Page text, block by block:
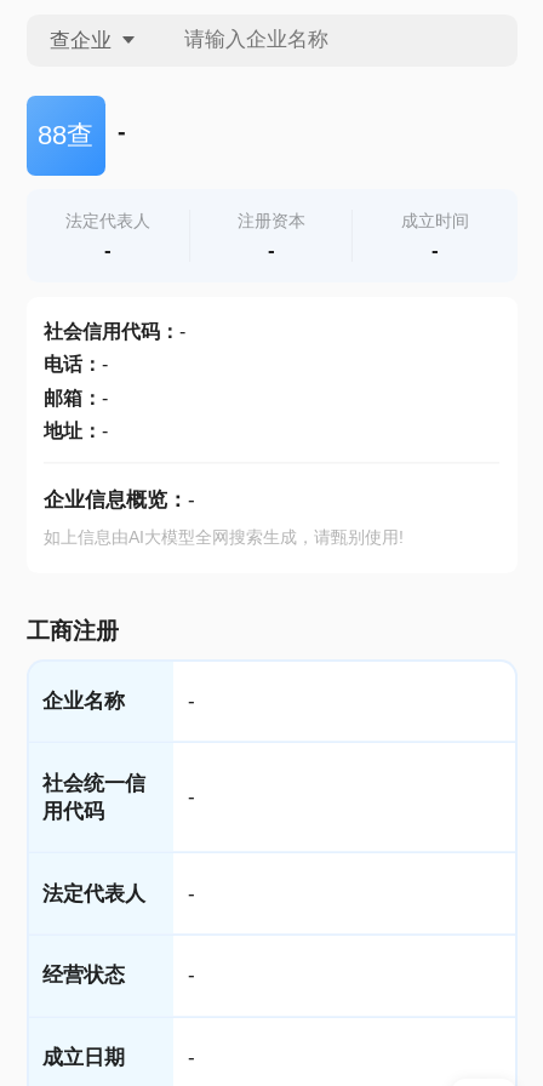
查企业
查企业
查产地
88查 -
法定代表人
-
注册资本
-
成立时间
-
社会信用代码： -
电话： -
邮箱： -
地址： -
企业信息概览： -
如上信息由AI大模型全网搜索生成，请甄别使用!
工商注册
企业名称 -
社会统一信
用代码
-
法定代表人 -
经营状态 -
成立日期 -